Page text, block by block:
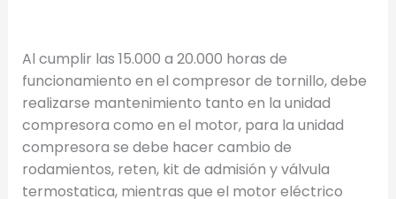
Al cumplir las 15.000 a 20.000 horas de
funcionamiento en el compresor de tornillo, debe
realizarse mantenimiento tanto en la unidad
compresora como en el motor, para la unidad
compresora se debe hacer cambio de
rodamientos, reten, kit de admisión y válvula
termostatica, mientras que el motor eléctrico